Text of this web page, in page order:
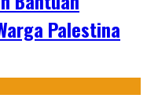
Palestina